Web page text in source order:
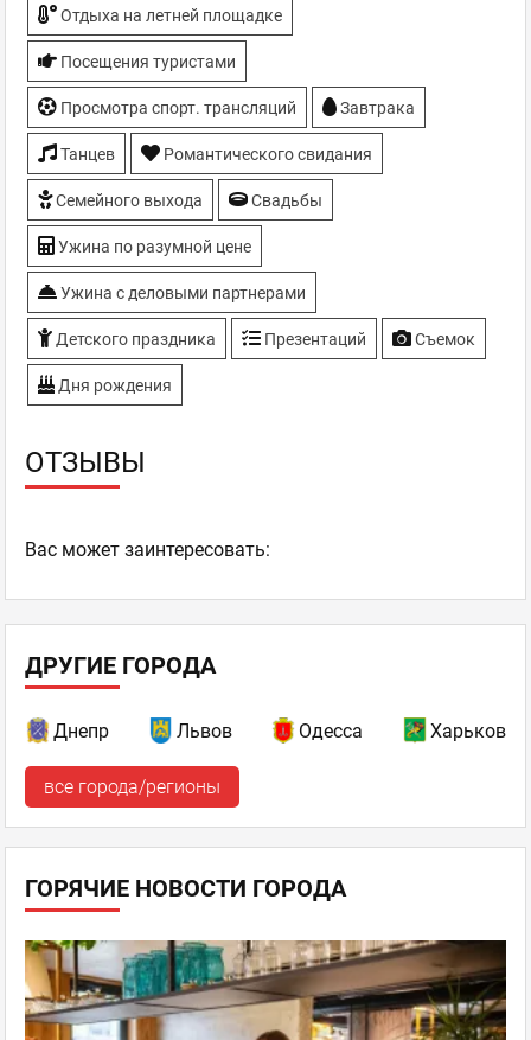
Отдыха на летней площадке
Посещения туристами
Просмотра спорт. трансляций Завтрака
Танцев Романтического свидания
Семейного выхода Свадьбы
Ужина по разумной цене
Ужина с деловыми партнерами
Детского праздника Презентаций Съемок
Дня рождения
ОТЗЫВЫ
Ваc может заинтересовать:
ДРУГИЕ ГОРОДА
Днепр Львов Одесса Харьков
все города/регионы
ГОРЯЧИЕ НОВОСТИ ГОРОДА